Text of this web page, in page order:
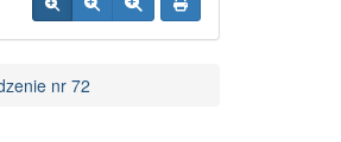
nr 72